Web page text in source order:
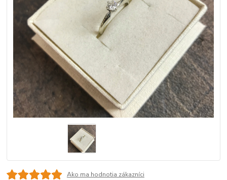
Ako ma hodnotia zákazníci